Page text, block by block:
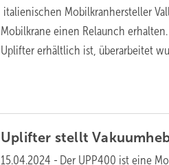
italienischen Mobilkranhersteller
Mobilkrane einen Relaunch
Uplifter erhältlich ist, überarbeitet
Uplifter stellt
15.04.2024 - Der UPP400 ist eine